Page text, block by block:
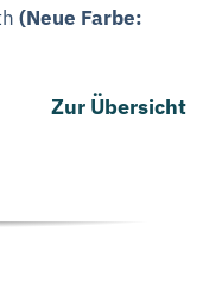
(Neue Farbe:
Zur Übersicht